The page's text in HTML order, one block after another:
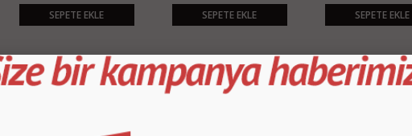
SEPETE EKLE SEPETE EKLE SEPETE EKLE